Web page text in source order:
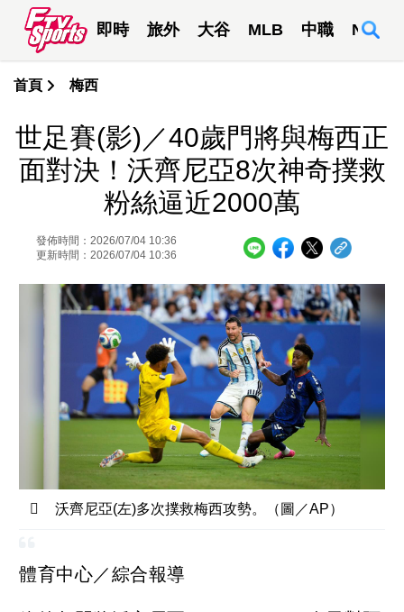
即時 旅外 大谷 MLB 中職 NBA
首頁 梅西
世足賽(影)／40歲門將與梅西正
面對決！沃齊尼亞8次神奇撲救
粉絲逼近2000萬
發佈時間：2026/07/04 10:36
更新時間：2026/07/04 10:36
沃齊尼亞(左)多次撲救梅西攻勢。（圖／AP）
體育中心／綜合報導